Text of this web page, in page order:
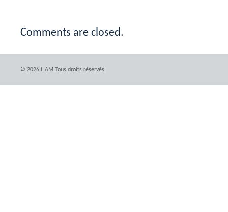
Comments are closed.
© 2026 L AM Tous droits réservés.